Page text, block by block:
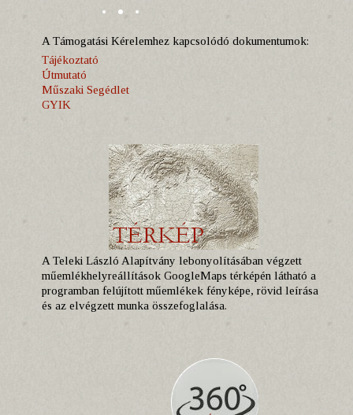
A Támogatási Kérelemhez kapcsolódó dokumentumok:
Tájékoztató
Útmutató
Műszaki Segédlet
GYIK
A Teleki László Alapítvány lebonyolításában végzett
műemlékhelyreállítások GoogleMaps térképén látható a
programban felújított műemlékek fényképe, rövid leírása
és az elvégzett munka összefoglalása.